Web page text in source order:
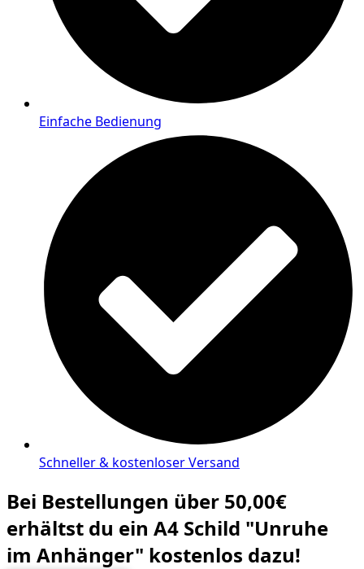
Einfache Bedienung
Schneller & kostenloser Versand
Bei Bestellungen über 50,00€
erhältst du ein A4 Schild "Unruhe
im Anhänger" kostenlos dazu!